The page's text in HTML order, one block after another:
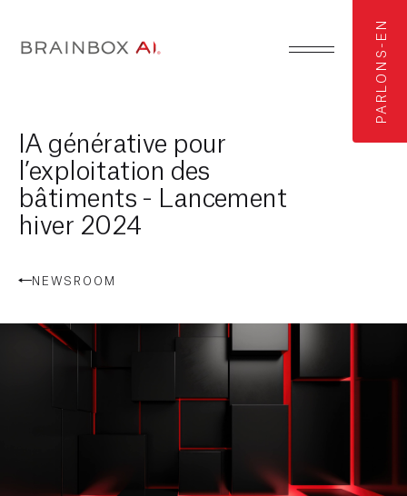
PARLONS-EN
IA générative pour
l’exploitation des
bâtiments - Lancement
hiver 2024
NEWSROOM